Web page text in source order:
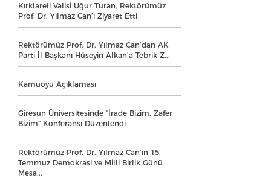
Kırklareli Valisi Uğur Turan, Rektörümüz
Prof. Dr. Yılmaz Can’ı Ziyaret Etti
Rektörümüz Prof. Dr. Yılmaz Can’dan AK
Parti İl Başkanı Hüseyin Alkan’a Tebrik Z...
Kamuoyu Açıklaması
Giresun Üniversitesinde "İrade Bizim, Zafer
Bizim" Konferansı Düzenlendi
Rektörümüz Prof. Dr. Yılmaz Can'ın 15
Temmuz Demokrasi ve Milli Birlik Günü
Mesa...